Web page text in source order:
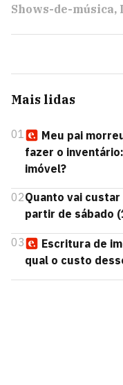
Shows-de-música
Mais lidas
01
Meu pai
fazer o
imóvel?
02Quanto vai
partir de sábado
03
Escritura de
qual o custo